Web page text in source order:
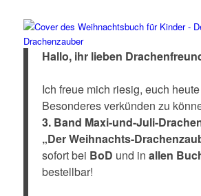
Hallo, ihr lieben
Ich freue mich riesig, euch
Besonderes verkünden zu
3. Band Maxi-und-Juli-
„Der Weihnachts-
sofort bei BoD und in allen
bestellbar!